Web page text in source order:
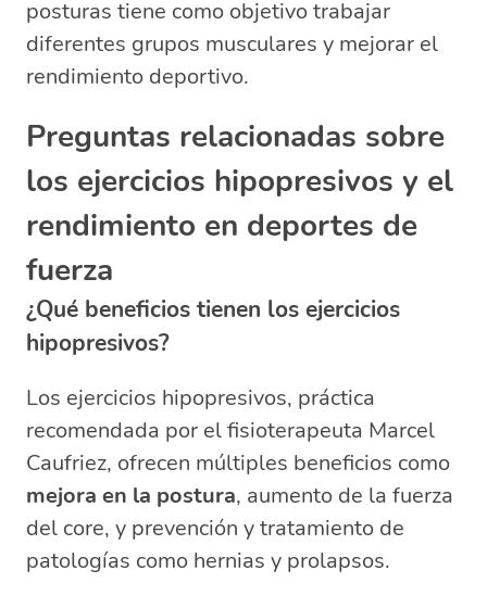
posturas tiene como objetivo trabajar
diferentes grupos musculares y mejorar el
rendimiento deportivo.
Preguntas relacionadas sobre
los ejercicios hipopresivos y el
rendimiento en deportes de
fuerza
¿Qué beneficios tienen los ejercicios
hipopresivos?
Los ejercicios hipopresivos, práctica
recomendada por el fisioterapeuta Marcel
Caufriez, ofrecen múltiples beneficios como
mejora en la postura, aumento de la fuerza
del core, y prevención y tratamiento de
patologías como hernias y prolapsos.